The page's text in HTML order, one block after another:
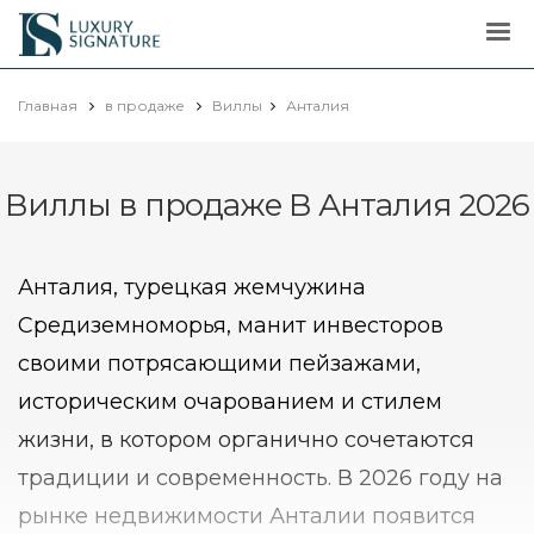
Luxury
Signature
Главная в продаже Виллы Анталия
Виллы в продаже В Анталия 2026
Анталия, турецкая жемчужина
Средиземноморья, манит инвесторов
своими потрясающими пейзажами,
историческим очарованием и стилем
жизни, в котором органично сочетаются
традиции и современность. В 2026 году на
рынке недвижимости Анталии появится